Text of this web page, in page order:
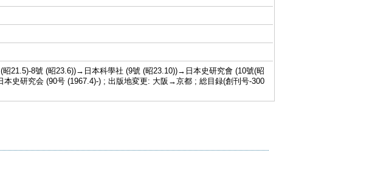
21.5)-8號 (昭23.6))→日本科學社 (9號 (昭23.10))→日本史研究會 (10號(昭
史研究会 (90号 (1967.4)-) ; 出版地変更: 大阪→京都 ; 総目録(創刊号-300